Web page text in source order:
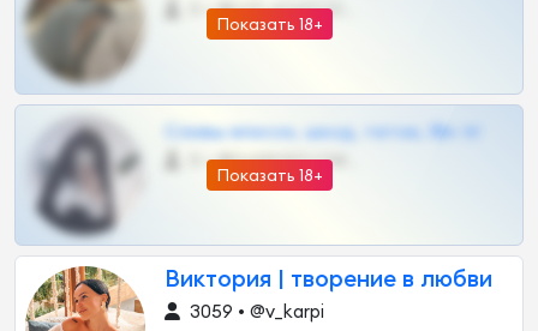
Показать 18+
0 •
Показать 18+
Сливы вписок, шкод, теток, 18+ тг
0 •
Виктория | творение в любви
3059 • @v_karpi